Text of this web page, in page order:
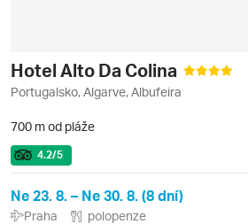
Hotel Alto Da Colina
Portugalsko, Algarve, Albufeira
700 m od pláže
4.2/5
Ne 23. 8. – Ne 30. 8. (8 dní)
Praha polopenze